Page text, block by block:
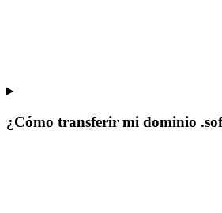
¿Cómo transferir mi dominio